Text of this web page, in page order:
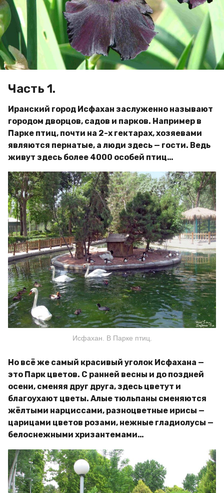
g
o
м
и
р
Часть 1.
Иранский город Исфахан заслуженно называют
городом дворцов, садов и парков. Например в
Парке птиц, почти на 2-х гектарах, хозяевами
являются пернатые, а люди здесь — гости. Ведь
живут здесь более 4000 особей птиц…
Исфахан. В Парке птиц.
Но всё же самый красивый уголок Исфахана —
это Парк цветов. С ранней весны и до поздней
осени, сменяя друг друга, здесь цветут и
благоухают цветы. Алые тюльпаны сменяются
жёлтыми нарциссами, разноцветные ирисы —
царицами цветов розами, нежные гладиолусы —
белоснежными хризантемами…